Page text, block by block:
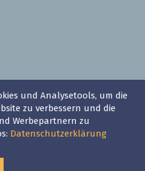
und Analysetools, um die
zu verbessern und die
Werbepartnern zu
Datenschutzerklärung